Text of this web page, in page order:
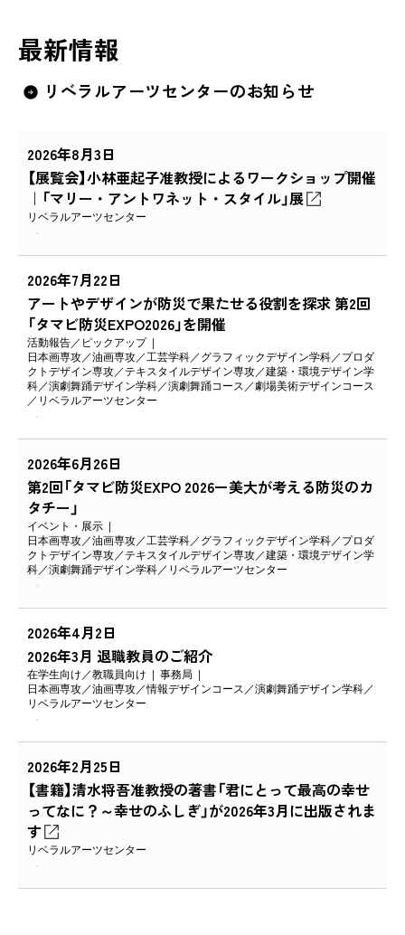
最新情報
リベラルアーツセンターのお知らせ
2026年8月3日
【展覧会】小林亜起子准教授によるワークショップ開催
｜「マリー・アントワネット・スタイル」展
リベラルアーツセンター
2026年7月22日
アートやデザインが防災で果たせる役割を探求 第2回
「タマビ防災EXPO2026」を開催
活動報告
ピックアップ
日本画専攻
油画専攻 工芸学科 グラフィックデザイン学科
プロダ
クトデザイン専攻
テキスタイルデザイン専攻
建築・環境デザイン学
科
演劇舞踊デザイン学科 演劇舞踊コース
劇場美術デザインコース
リベラルアーツセンター
2026年6月26日
第2回「タマビ防災EXPO 2026ー美大が考える防災のカ
タチー」
イベント・展示
日本画専攻
油画専攻 工芸学科 グラフィックデザイン学科
プロダ
クトデザイン専攻
テキスタイルデザイン専攻
建築・環境デザイン学
科
演劇舞踊デザイン学科 リベラルアーツセンター
2026年4月2日
2026年3月 退職教員のご紹介
在学生向け 教職員向け
事務局
日本画専攻
油画専攻 情報デザインコース
演劇舞踊デザイン学科
リベラルアーツセンター
2026年2月25日
【書籍】清水将吾准教授の著書「君にとって最高の幸せ
ってなに？～幸せのふしぎ」が2026年3月に出版されま
す
リベラルアーツセンター